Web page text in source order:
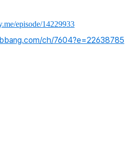
episode/14229933
ch/7604?e=22638785